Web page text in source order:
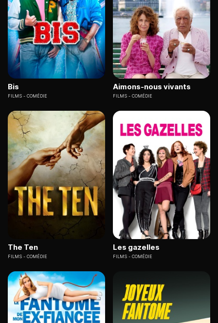
Bis
FILMS COMÉDIE
Aimons-nous vivants
FILMS COMÉDIE
The Ten
FILMS COMÉDIE
Les gazelles
FILMS COMÉDIE